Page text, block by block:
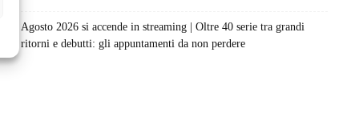
Agosto 2026 si accende in streaming | Oltre 40 serie tra grandi
ritorni e debutti: gli appuntamenti da non perdere